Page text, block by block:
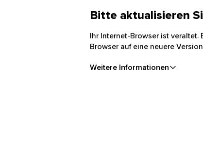
Bitte aktualisieren
Ihr Internet-Browser ist
Browser auf eine neuere
Weitere Informationen